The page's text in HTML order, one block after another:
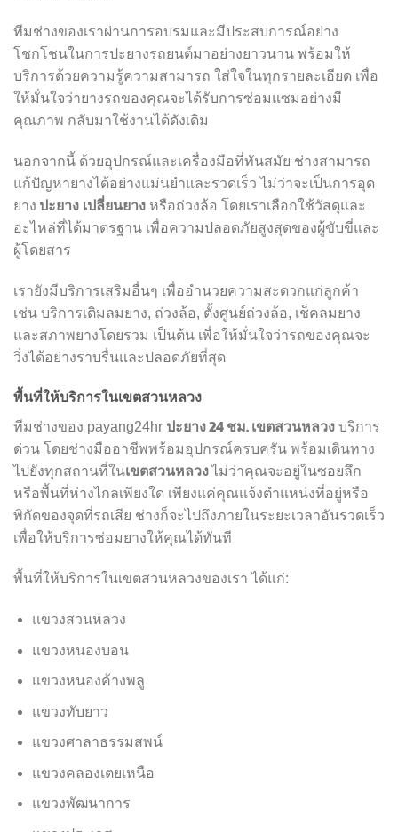
ทีมช่างของเราผ่านการอบรมและมีประสบการณ์อย่าง
โชกโชนในการปะยางรถยนต์มาอย่างยาวนาน พร้อมให้
บริการด้วยความรู้ความสามารถ ใส่ใจในทุกรายละเอียด เพื่อ
ให้มั่นใจว่ายางรถของคุณจะได้รับการซ่อมแซมอย่างมี
คุณภาพ กลับมาใช้งานได้ดังเดิม
นอกจากนี้ ด้วยอุปกรณ์และเครื่องมือที่ทันสมัย ช่างสามารถ
แก้ปัญหายางได้อย่างแม่นยำและรวดเร็ว ไม่ว่าจะเป็นการอุด
ยาง ปะยาง เปลี่ยนยาง หรือถ่วงล้อ โดยเราเลือกใช้วัสดุและ
อะไหล่ที่ได้มาตรฐาน เพื่อความปลอดภัยสูงสุดของผู้ขับขี่และ
ผู้โดยสาร
เรายังมีบริการเสริมอื่นๆ เพื่ออำนวยความสะดวกแก่ลูกค้า
เช่น บริการเติมลมยาง, ถ่วงล้อ, ตั้งศูนย์ถ่วงล้อ, เช็คลมยาง
และสภาพยางโดยรวม เป็นต้น เพื่อให้มั่นใจว่ารถของคุณจะ
วิ่งได้อย่างราบรื่นและปลอดภัยที่สุด
พื้นที่ให้บริการในเขตสวนหลวง
ทีมช่างของ payang24hr ปะยาง 24 ชม. เขตสวนหลวง บริการ
ด่วน โดยช่างมืออาชีพพร้อมอุปกรณ์ครบครัน พร้อมเดินทาง
ไปยังทุกสถานที่ในเขตสวนหลวงไม่ว่าคุณจะอยู่ในซอยลึก
หรือพื้นที่ห่างไกลเพียงใด เพียงแค่คุณแจ้งตำแหน่งที่อยู่หรือ
พิกัดของจุดที่รถเสีย ช่างก็จะไปถึงภายในระยะเวลาอันรวดเร็ว
เพื่อให้บริการซ่อมยางให้คุณได้ทันที
พื้นที่ให้บริการในเขตสวนหลวงของเรา ได้แก่:
แขวงสวนหลวง
แขวงหนองบอน
แขวงหนองค้างพลู
แขวงทับยาว
แขวงศาลาธรรมสพน์
แขวงคลองเตยเหนือ
แขวงพัฒนาการ